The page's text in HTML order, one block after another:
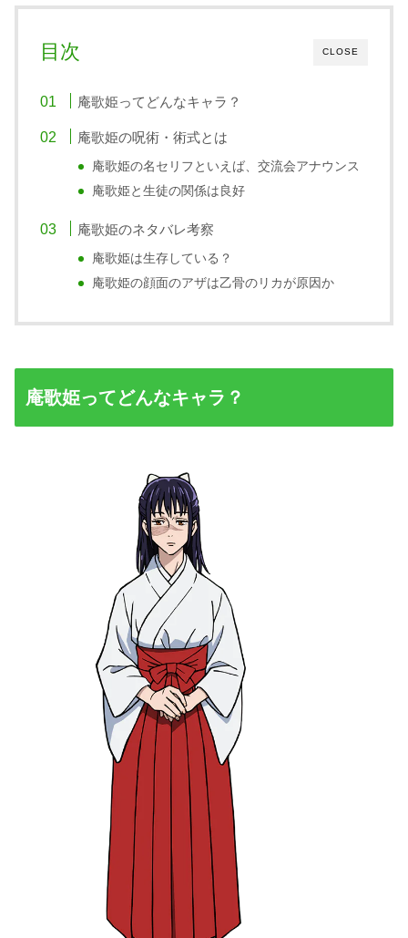
CLOSE
目次
庵歌姫ってどんなキャラ？
庵歌姫の呪術・術式とは
庵歌姫の名セリフといえば、交流会アナウンス
庵歌姫と生徒の関係は良好
庵歌姫のネタバレ考察
庵歌姫は生存している？
庵歌姫の顔面のアザは乙骨のリカが原因か
庵歌姫ってどんなキャラ？